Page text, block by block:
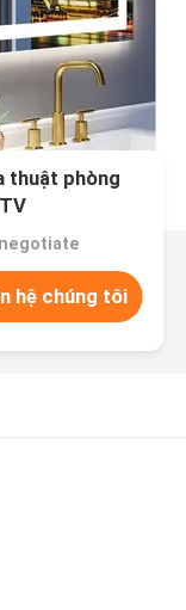
thuật phòng
hệ chúng tôi